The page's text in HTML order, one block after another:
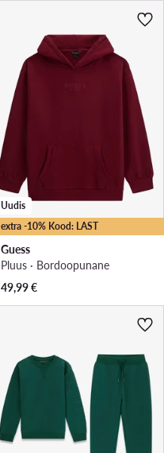
extra -10% Kood: LAST
Uudis
Guess
Pluus · Bordoopunane
49,99€